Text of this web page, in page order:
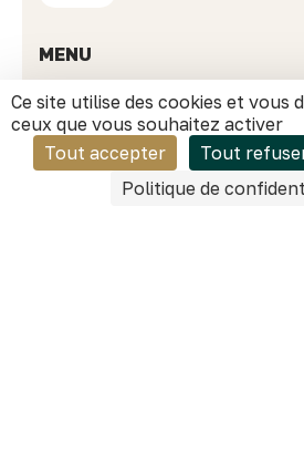
Ce site utilise des cookies et vous
ceux que vous souhaitez activer
Tout accepter
Tout
Politique de
MENU
S’implanterà Dijon
Développermon business
Investirsur le territoire
ChoisirDijon
Ressources
Success stories